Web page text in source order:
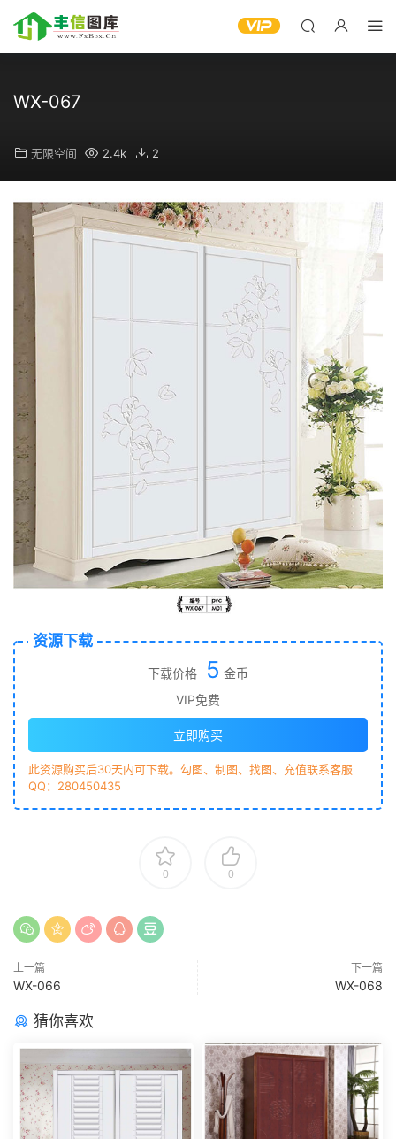
WX-067
无限空间 2.4k 2
资源下载
下载价格 5 金币
VIP免费
立即购买
此资源购买后30天内可下载。勾图、制图、找图、充值联系客服
QQ：280450435
0 0
上一篇
WX-066
下一篇
WX-068
猜你喜欢